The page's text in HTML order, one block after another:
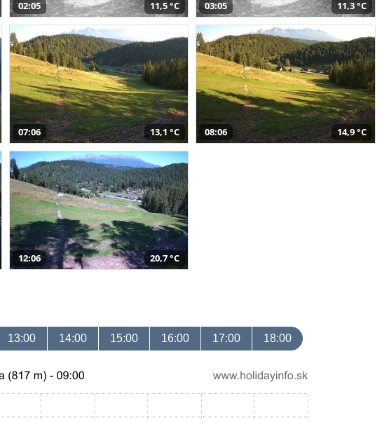
02:05 11,5 °C 03:05 11,3 °C
07:06 13,1 °C 08:06 14,9 °C
12:06 20,7 °C
13:00 14:00 15:00 16:00 17:00 18:00